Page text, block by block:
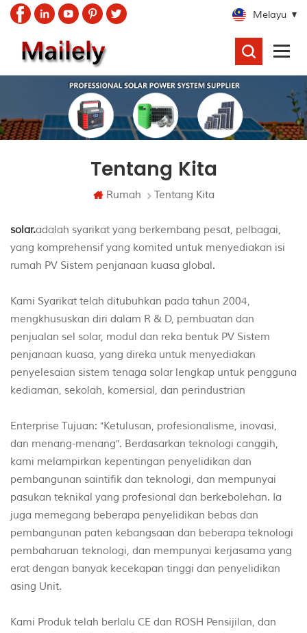
Melayu
Tentang Kita
Rumah Tentang Kita
solar.adalah syarikat yang berkembang pesat, pelbagai,
yang komprehensif yang komited untuk menyediakan isi
rumah PV Sistem penjanaan kuasa global.
Kami Syarikat telah ditubuhkan pada tahun 2004,
mengkhususkan diri dalam R & D, pembuatan dan
penjualan sel solar, modul dan reka bentuk PV Sistem
penjanaan kuasa, yang direka untuk menyediakan
penyelesaian sistem tenaga solar lengkap untuk pengguna
kediaman, sekolah, komersial, dan perindustrian
Enterprise Tujuan: "Ketulusan, profesionalisme, inovasi,
dan menang-menang". Berdasarkan teknologi canggih,
kami melampirkan kepentingan penyelidikan dan
pembangunan saintifik dan teknologi, dan mempunyai
pasukan teknikal yang profesional dan berkebolehan. Ia
juga memegang beberapa penyelidikan bebas dan
pembangunan paten kebangsaan dan beberapa teknologi
pembaharuan teknologi, dan mempunyai kerjasama yang
erat dengan banyak kecekapan tinggi dan penyelidikan
asing Unit.
Kami Produk telah berlalu CE dan ROSH Pensijilan, dan